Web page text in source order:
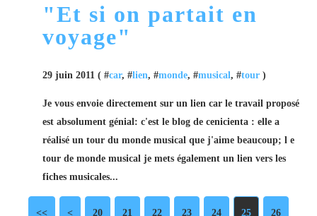
"Et si on partait en
voyage"
29 juin 2011 ( #car, #lien, #monde, #musical, #tour )
Je vous envoie directement sur un lien car le travail proposé
est absolument génial: c'est le blog de cenicienta : elle a
réalisé un tour du monde musical que j'aime beaucoup; l e
tour de monde musical je mets également un lien vers les
fiches musicales...
<< < 10
20 21 22 23 24 25 26